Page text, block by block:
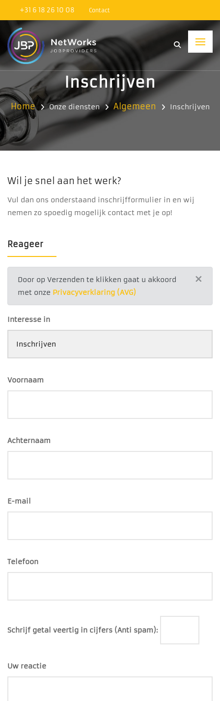
+31 6 18 26 10 08 Contact
Inschrijven
Home Onze diensten Algemeen Inschrijven
Wil je snel aan het werk?
Vul dan ons onderstaand inschrijfformulier in en wij
nemen zo spoedig mogelijk contact met je op!
Reageer
×
Door op Verzenden te klikken gaat u akkoord
met onze Privacyverklaring (AVG)
Interesse in
Voornaam
Achternaam
E-mail
Telefoon
Schrijf getal veertig in cijfers (Anti spam):
Uw reactie